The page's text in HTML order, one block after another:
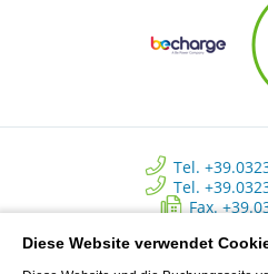
Tel.
Tel.
Fax.
Diese Website verwendet